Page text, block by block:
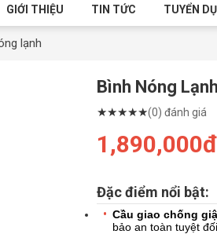
GIỚI THIỆU TIN TỨC TUYỂN
lạnh
Bình Nóng
★★★★★(0) đánh giá
1,890,000đ
Đặc điểm nổi bật:
Cầu giao chống
bảo an toàn tuyệt đối.